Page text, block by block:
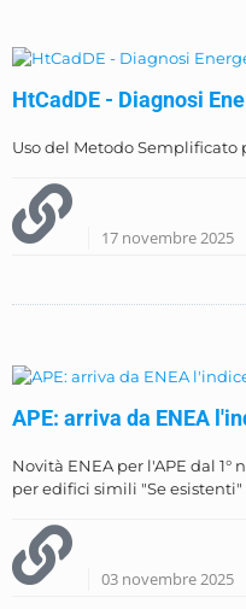
HtCadDE - Diagnosi
Uso del Metodo
17 novembre 2025
APE: arriva da ENEA
Novità ENEA per l'APE dal
per edifici simili "Se esistenti"
03 novembre 2025